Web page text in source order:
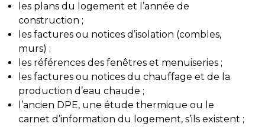
les plans du logement et l’année de
construction ;
les factures ou notices d’isolation (combles,
murs) ;
les références des fenêtres et menuiseries ;
les factures ou notices du chauffage et de la
production d’eau chaude ;
l’ancien DPE, une étude thermique ou le
carnet d’information du logement, s’ils existent ;